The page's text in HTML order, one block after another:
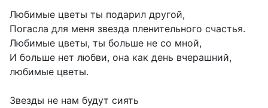
Любимые цветы ты подарил другой,
Погасла для меня звезда пленительного счастья.
Любимые цветы, ты больше не со мной,
И больше нет любви, она как день вчерашний,
любимые цветы.
Звезды не нам будут сиять